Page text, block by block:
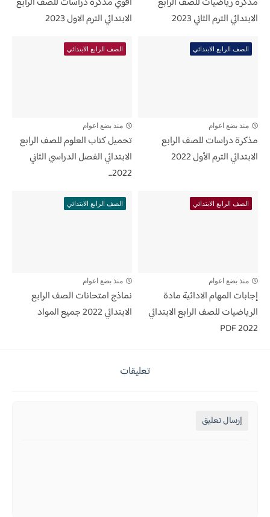
الابتدائي الترم الثاني 2023
الابتدائي الترم الاول 2023
الصف الرابع الابتدائي
منذ بضع اعوام
مذكرة دراسات للصف الرابع
الابتدائي الترم الأول 2022
الصف الرابع الابتدائي
منذ بضع اعوام
تحميل كتاب العلوم للصف الرابع
الابتدائي الفصل الدراسي الثاني
2022...
الصف الرابع الابتدائي
منذ بضع اعوام
إجابات المهام الادائية مادة
الرياضيات للصف الرابع الابتدائي
2022 PDF
الصف الرابع الابتدائي
منذ بضع اعوام
نماذج امتحانات الصف الرابع
الابتدائي 2022 جميع المواد
تعليقات
إرسال تعليق